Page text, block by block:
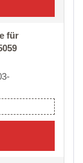
für